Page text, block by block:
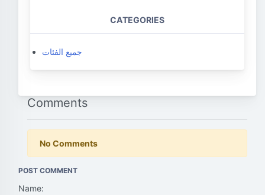
CATEGORIES
جميع الفئات
Comments
No Comments
POST COMMENT
Name: